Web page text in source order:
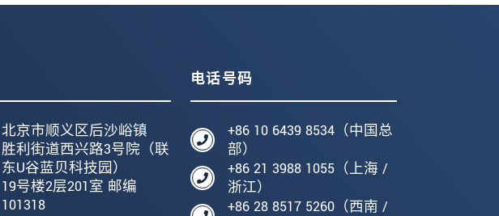
北京市顺义区后沙峪镇
胜利街道西兴路3号院（联
东U谷蓝贝科技园）
19号楼2层201室 邮编
101318
电话号码
+86 10 6439 8534（中国总
部）
+86 21 3988 1055（上海 /
浙江）
+86 28 8517 5260（西南 /